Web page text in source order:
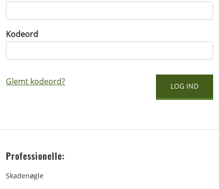
Kodeord
Glemt kodeord?
Professionelle:
Skadenøgle